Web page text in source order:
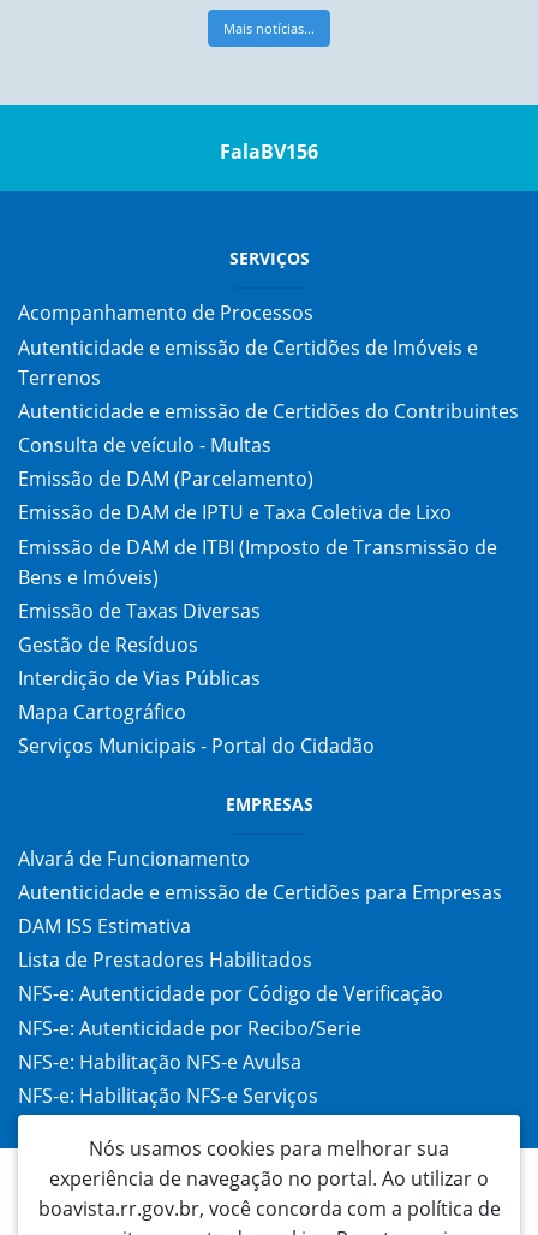
Mais notícias...
FalaBV156
SERVIÇOS
Acompanhamento de Processos
Autenticidade e emissão de Certidões de Imóveis e
Terrenos
Autenticidade e emissão de Certidões do Contribuintes
Consulta de veículo - Multas
Emissão de DAM (Parcelamento)
Emissão de DAM de IPTU e Taxa Coletiva de Lixo
Emissão de DAM de ITBI (Imposto de Transmissão de
Bens e Imóveis)
Emissão de Taxas Diversas
Gestão de Resíduos
Interdição de Vias Públicas
Mapa Cartográfico
Serviços Municipais - Portal do Cidadão
EMPRESAS
Alvará de Funcionamento
Autenticidade e emissão de Certidões para Empresas
DAM ISS Estimativa
Lista de Prestadores Habilitados
NFS-e: Autenticidade por Código de Verificação
NFS-e: Autenticidade por Recibo/Serie
NFS-e: Habilitação NFS-e Avulsa
NFS-e: Habilitação NFS-e Serviços
Nós usamos cookies para melhorar sua
experiência de navegação no portal. Ao utilizar o
boavista.rr.gov.br, você concorda com a política de